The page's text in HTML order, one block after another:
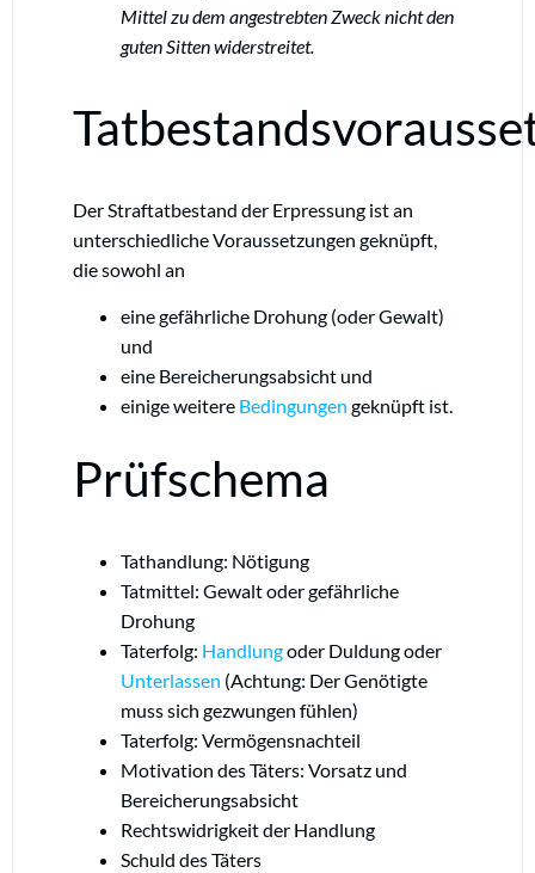
Mittel zu dem angestrebten Zweck nicht den
guten Sitten widerstreitet.
Der Straftatbestand der Erpressung ist an
unterschiedliche Voraussetzungen geknüpft,
die sowohl an
eine gefährliche Drohung (oder Gewalt)
und
eine Bereicherungsabsicht und
einige weitere Bedingungen geknüpft ist.
Prüfschema
Tathandlung: Nötigung
Tatmittel: Gewalt oder gefährliche
Drohung
Taterfolg: Handlungoder Duldung oder
Unterlassen (Achtung: Der Genötigte
muss sich gezwungen fühlen)
Taterfolg: Vermögensnachteil
Motivation des Täters: Vorsatz und
Bereicherungsabsicht
Rechtswidrigkeit der Handlung
Schuld des Täters